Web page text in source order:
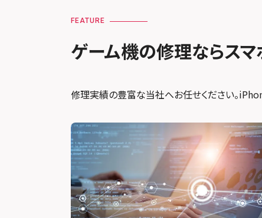
FEATURE
ゲーム機の修理ならス
修理実績の豊富な当社へお任せください。